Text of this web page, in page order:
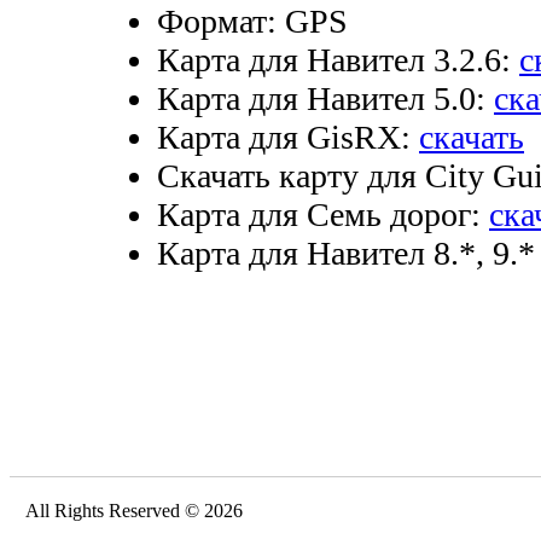
Формат: GPS
Карта для Навител 3.2.6:
Карта для Навител 5.0:
Карта для GisRX: скачать
Скачать карту для City
Карта для Семь дорог:
Карта для Навител 8.*,
All Rights Reserved © 2026